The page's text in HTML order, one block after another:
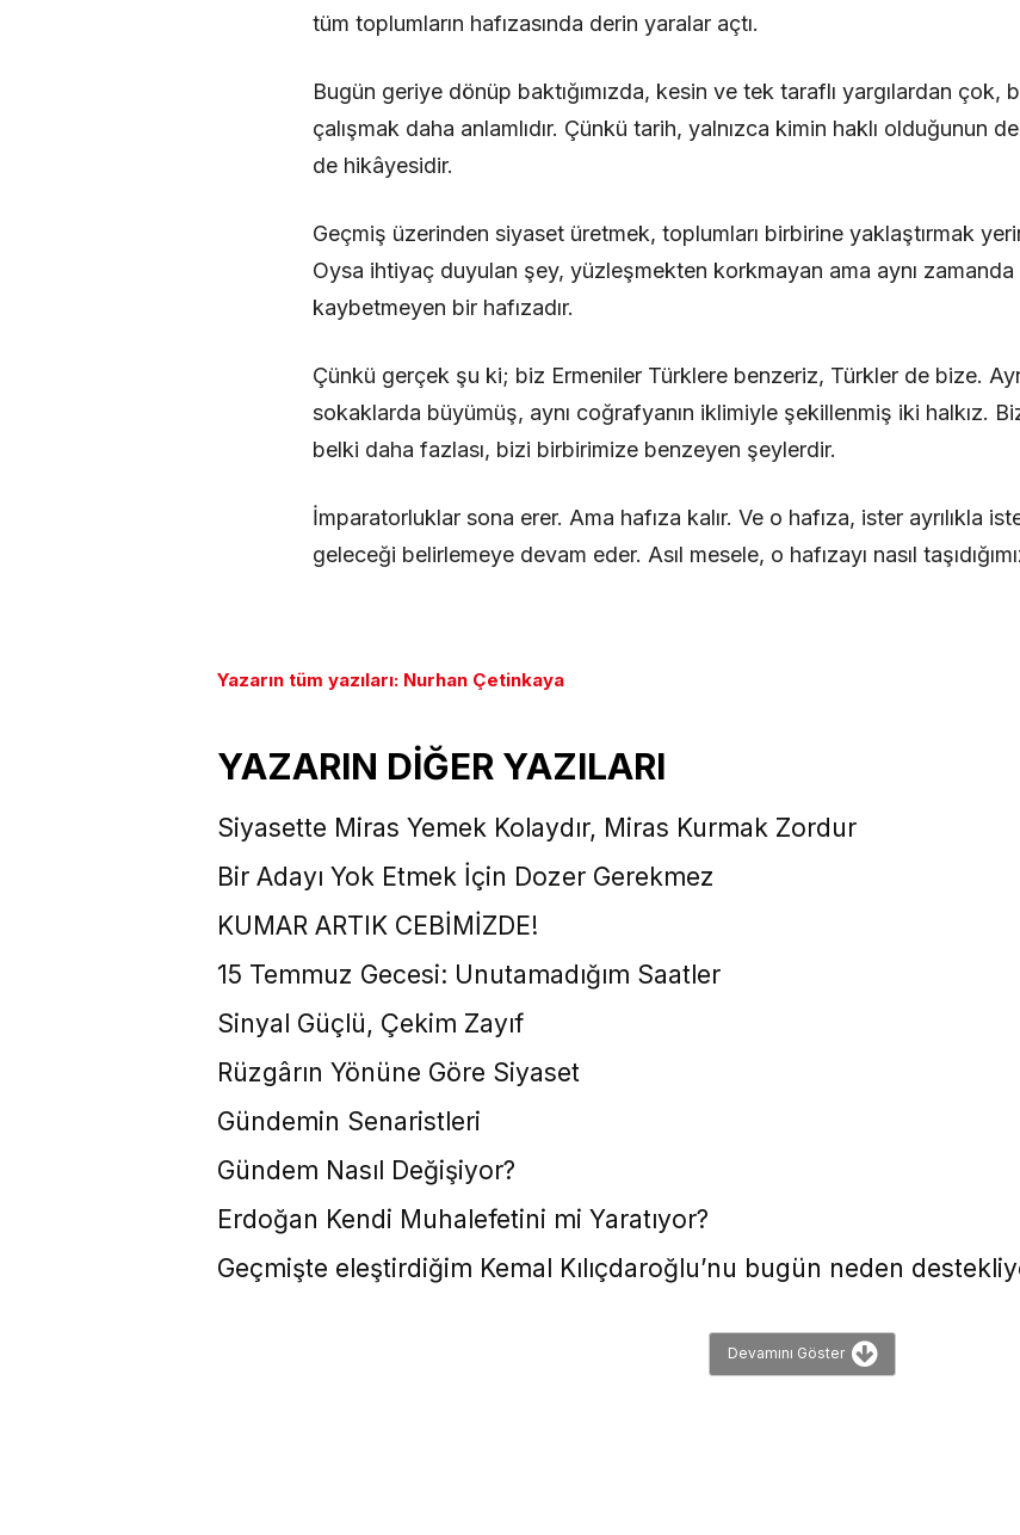
tüm toplumların hafızasında derin yaralar açtı.
Bugün geriye dönüp baktığımızda, kesin ve tek taraflı yargılardan çok,
çalışmak daha anlamlıdır. Çünkü tarih, yalnızca kimin haklı olduğunun
de hikâyesidir.
Geçmiş üzerinden siyaset üretmek, toplumları birbirine yaklaştırmak
Oysa ihtiyaç duyulan şey, yüzleşmekten korkmayan ama aynı
kaybetmeyen bir hafızadır.
Çünkü gerçek şu ki; biz Ermeniler Türklere benzeriz, Türkler de bize.
sokaklarda büyümüş, aynı coğrafyanın iklimiyle şekillenmiş iki halkız.
belki daha fazlası, bizi birbirimize benzeyen şeylerdir.
İmparatorluklar sona erer. Ama hafıza kalır. Ve o hafıza, ister ayrılıkla
geleceği belirlemeye devam eder. Asıl mesele, o hafızayı nasıl
Yazarın tüm yazıları: Nurhan Çetinkaya
YAZARIN DİĞER YAZILARI
Siyasette Miras Yemek Kolaydır, Miras Kurmak Zordur
Bir Adayı Yok Etmek İçin Dozer Gerekmez
KUMAR ARTIK CEBİMİZDE!
15 Temmuz Gecesi: Unutamadığım Saatler
Sinyal Güçlü, Çekim Zayıf
Rüzgârın Yönüne Göre Siyaset
Gündemin Senaristleri
Gündem Nasıl Değişiyor?
Erdoğan Kendi Muhalefetini mi Yaratıyor?
Geçmişte eleştirdiğim Kemal Kılıçdaroğlu’nu bugün neden
Devamını Göster